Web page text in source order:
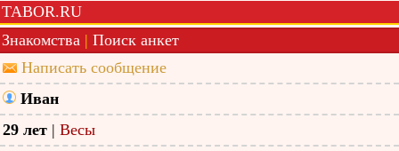
TABOR.RU
Знакомства | Поиск анкет
Написать сообщение
Иван
29 лет | Весы